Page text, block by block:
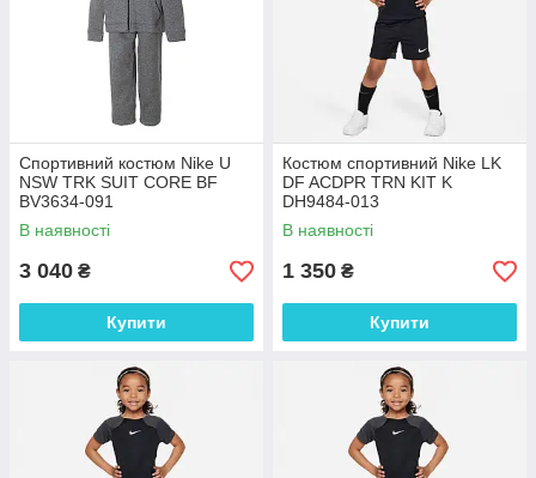
Спортивний костюм Nike U
NSW TRK SUIT CORE BF
BV3634-091
В наявності
3 040 ₴
Купити
Костюм спортивний Nike LK
DF ACDPR TRN KIT K
DH9484-013
В наявності
1 350 ₴
Купити